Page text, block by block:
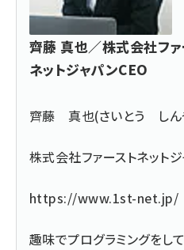
齊藤 真也／株式会社ファ
ネットジャパンCEO
齊藤 真也(さいとう しん
株式会社ファーストネット
https://www.1st-net.jp/
趣味でプログラミングをし